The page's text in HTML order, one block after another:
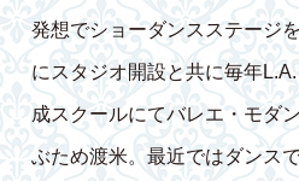
発想でショーダンスステージ
にスタジオ開設と共に毎年
成スクールにてバレエ・モダ
ぶため渡米。最近ではダンス